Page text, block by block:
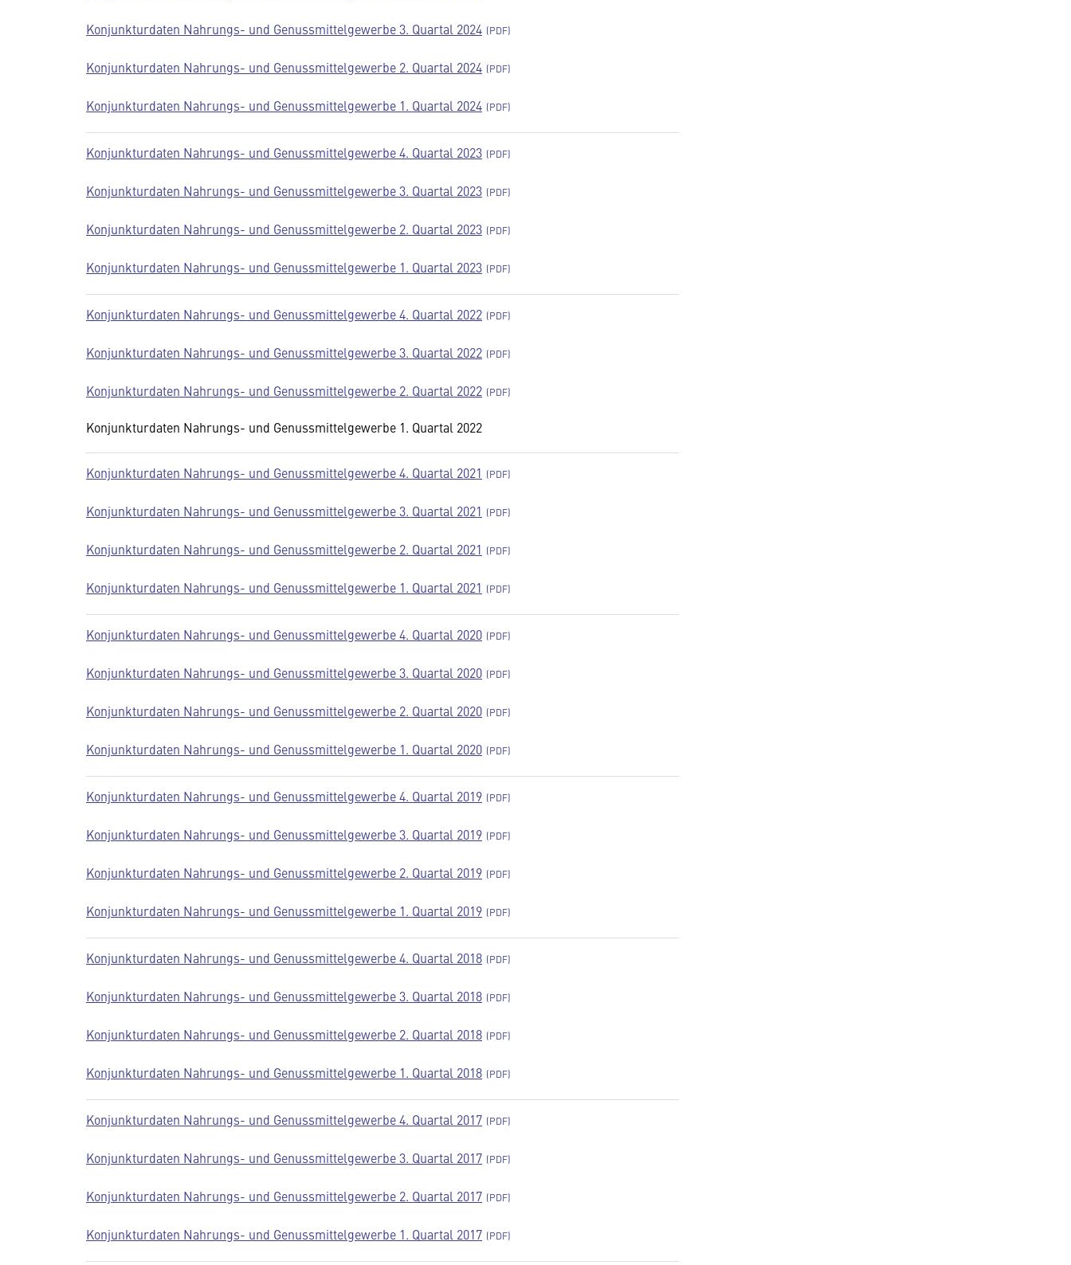
Konjunkturdaten Nahrungs- und Genussmittelgewerbe 3. Quartal 2024
Konjunkturdaten Nahrungs- und Genussmittelgewerbe 2. Quartal 2024
Konjunkturdaten Nahrungs- und Genussmittelgewerbe 1. Quartal 2024
Konjunkturdaten Nahrungs- und Genussmittelgewerbe 4. Quartal 2023
Konjunkturdaten Nahrungs- und Genussmittelgewerbe 3. Quartal 2023
Konjunkturdaten Nahrungs- und Genussmittelgewerbe 2. Quartal 2023
Konjunkturdaten Nahrungs- und Genussmittelgewerbe 1. Quartal 2023
Konjunkturdaten Nahrungs- und Genussmittelgewerbe 4. Quartal 2022
Konjunkturdaten Nahrungs- und Genussmittelgewerbe 3. Quartal 2022
Konjunkturdaten Nahrungs- und Genussmittelgewerbe 2. Quartal 2022
Konjunkturdaten Nahrungs- und Genussmittelgewerbe 1. Quartal 2022
Konjunkturdaten Nahrungs- und Genussmittelgewerbe 4. Quartal 2021
Konjunkturdaten Nahrungs- und Genussmittelgewerbe 3. Quartal 2021
Konjunkturdaten Nahrungs- und Genussmittelgewerbe 2. Quartal 2021
Konjunkturdaten Nahrungs- und Genussmittelgewerbe 1. Quartal 2021
Konjunkturdaten Nahrungs- und Genussmittelgewerbe 4. Quartal 2020
Konjunkturdaten Nahrungs- und Genussmittelgewerbe 3. Quartal 2020
Konjunkturdaten Nahrungs- und Genussmittelgewerbe 2. Quartal 2020
Konjunkturdaten Nahrungs- und Genussmittelgewerbe 1. Quartal 2020
Konjunkturdaten Nahrungs- und Genussmittelgewerbe 4. Quartal 2019
Konjunkturdaten Nahrungs- und Genussmittelgewerbe 3. Quartal 2019
Konjunkturdaten Nahrungs- und Genussmittelgewerbe 2. Quartal 2019
Konjunkturdaten Nahrungs- und Genussmittelgewerbe 1. Quartal 2019
Konjunkturdaten Nahrungs- und Genussmittelgewerbe 4. Quartal 2018
Konjunkturdaten Nahrungs- und Genussmittelgewerbe 3. Quartal 2018
Konjunkturdaten Nahrungs- und Genussmittelgewerbe 2. Quartal 2018
Konjunkturdaten Nahrungs- und Genussmittelgewerbe 1. Quartal 2018
Konjunkturdaten Nahrungs- und Genussmittelgewerbe 4. Quartal 2017
Konjunkturdaten Nahrungs- und Genussmittelgewerbe 3. Quartal 2017
Konjunkturdaten Nahrungs- und Genussmittelgewerbe 2. Quartal 2017
Konjunkturdaten Nahrungs- und Genussmittelgewerbe 1. Quartal 2017